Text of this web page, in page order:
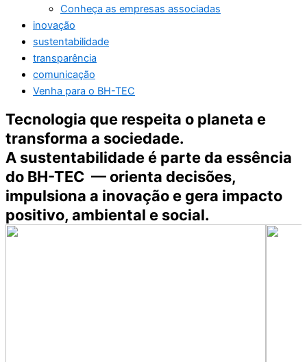
Conheça as empresas associadas
inovação
sustentabilidade
transparência
comunicação
Venha para o BH-TEC
Tecnologia que respeita o planeta e
transforma a sociedade.
A sustentabilidade é parte da essência
do BH-TEC — orienta decisões,
impulsiona a inovação e gera impacto
positivo, ambiental e social.